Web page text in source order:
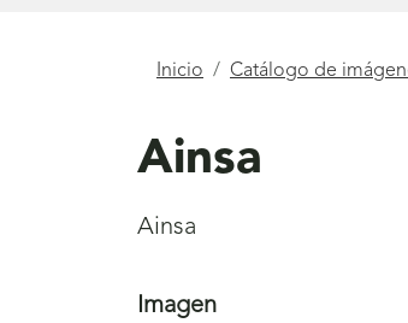
Está
Inicio Catálogo de
Ainsa
Ainsa
Imagen